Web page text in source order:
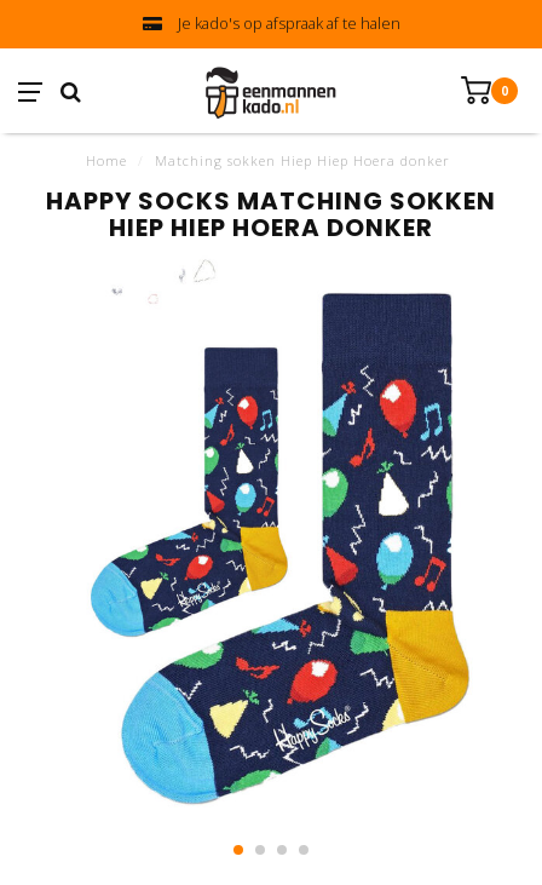
Je kado's op afspraak af te halen
0
Home Matching sokken Hiep Hiep Hoera donker
HAPPY SOCKS MATCHING SOKKEN
HIEP HIEP HOERA DONKER